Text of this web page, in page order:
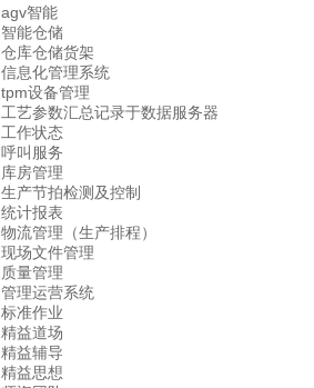
agv智能
智能仓储
仓库仓储货架
信息化管理系统
tpm设备管理
工艺参数汇总记录于数据服务器
工作状态
呼叫服务
库房管理
生产节拍检测及控制
统计报表
物流管理（生产排程）
现场文件管理
质量管理
管理运营系统
标准作业
精益道场
精益辅导
精益思想